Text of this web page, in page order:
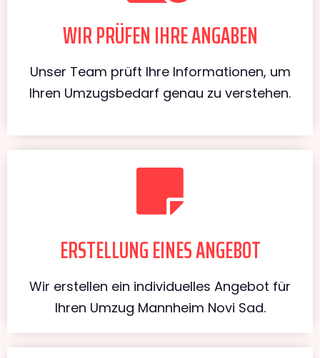
WIR PRÜFEN IHRE ANGABEN
Unser Team prüft Ihre Informationen, um
Ihren Umzugsbedarf genau zu verstehen.
ERSTELLUNG EINES ANGEBOT
Wir erstellen ein individuelles Angebot für
Ihren Umzug Mannheim Novi Sad.